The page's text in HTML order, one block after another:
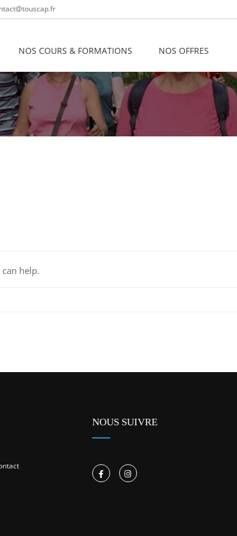
NOS COURS & FORMATIONS NOS OFFRES
help.
NOUS SUIVRE